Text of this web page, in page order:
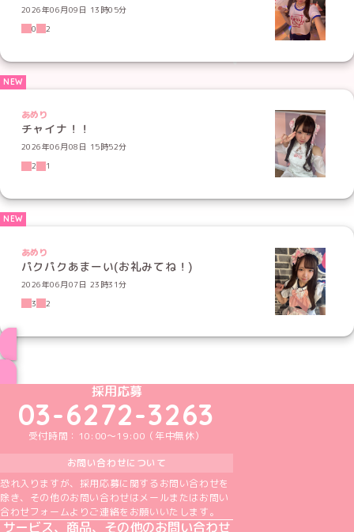
2026年06月09日 13時05分
0
2
あめり
チャイナ！！
2026年06月08日 15時52分
2
1
あめり
パクパクあまーい(お礼みてね！)
2026年06月07日 23時31分
3
2
めいどりーみんTikTok公式アカウント
めいどりーみんX公式アカウント
めいどりーみんInstagram公式アカウント
めいどりーみんFacebook公式アカウン
めいどりーみんYouTube公式アカ
採用応募
03-6272-3263
受付時間：10:00～19:00（年中無休）
お問い合わせについて
恐れ入りますが、採用応募に関するお問い合わせを
除き、その他のお問い合わせはメールまたはお問い
合わせフォームよりご連絡をお願いいたします。
サービス、商品、その他のお問い合わせ